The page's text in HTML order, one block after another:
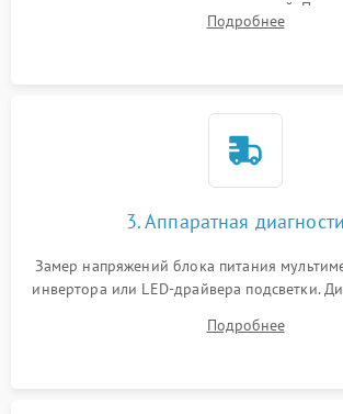
конденсаторов, прогаров, окислений.
контактов и целостности шлейфов
Подробнее
3. Аппаратная
Замер напряжений блока питания
инвертора или LED-драйвера подсветки.
питания скалера и тестирование
Подробнее